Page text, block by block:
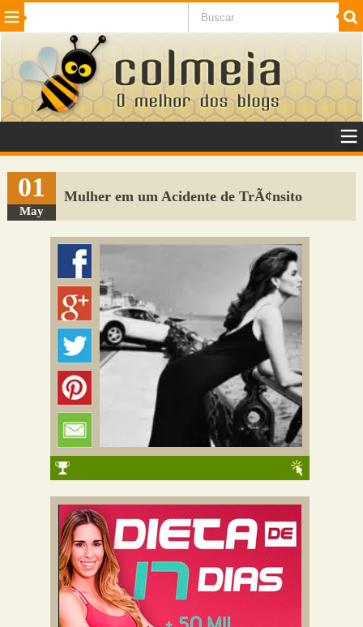
Beleza Cinema e TV
Internet Jogos NotÃ­cias SaÃºde
VeÃ­culos Adulto
Sugerir Link
Adicionar Blog
Colmeia Exchange
01
May
Mulher em um Acidente de TrÃ¢nsito